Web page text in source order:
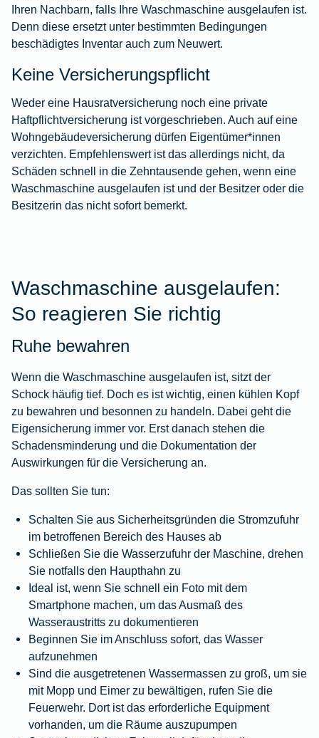
Ihren Nachbarn, falls Ihre Waschmaschine ausgelaufen ist.
Denn diese ersetzt unter bestimmten Bedingungen
beschädigtes Inventar auch zum Neuwert.
Keine Versicherungspflicht
Weder eine Hausratversicherung noch eine private
Haftpflichtversicherung ist vorgeschrieben. Auch auf eine
Wohngebäudeversicherung dürfen Eigentümer*innen
verzichten. Empfehlenswert ist das allerdings nicht, da
Schäden schnell in die Zehntausende gehen, wenn eine
Waschmaschine ausgelaufen ist und der Besitzer oder die
Besitzerin das nicht sofort bemerkt.
Waschmaschine ausgelaufen:
So reagieren Sie richtig
Ruhe bewahren
Wenn die Waschmaschine ausgelaufen ist, sitzt der
Schock häufig tief. Doch es ist wichtig, einen kühlen Kopf
zu bewahren und besonnen zu handeln. Dabei geht die
Eigensicherung immer vor. Erst danach stehen die
Schadensminderung und die Dokumentation der
Auswirkungen für die Versicherung an.
Das sollten Sie tun:
Schalten Sie aus Sicherheitsgründen die Stromzufuhr
im betroffenen Bereich des Hauses ab
Schließen Sie die Wasserzufuhr der Maschine, drehen
Sie notfalls den Haupthahn zu
Ideal ist, wenn Sie schnell ein Foto mit dem
Smartphone machen, um das Ausmaß des
Wasseraustritts zu dokumentieren
Beginnen Sie im Anschluss sofort, das Wasser
aufzunehmen
Sind die ausgetretenen Wassermassen zu groß, um sie
mit Mopp und Eimer zu bewältigen, rufen Sie die
Feuerwehr. Dort ist das erforderliche Equipment
vorhanden, um die Räume auszupumpen